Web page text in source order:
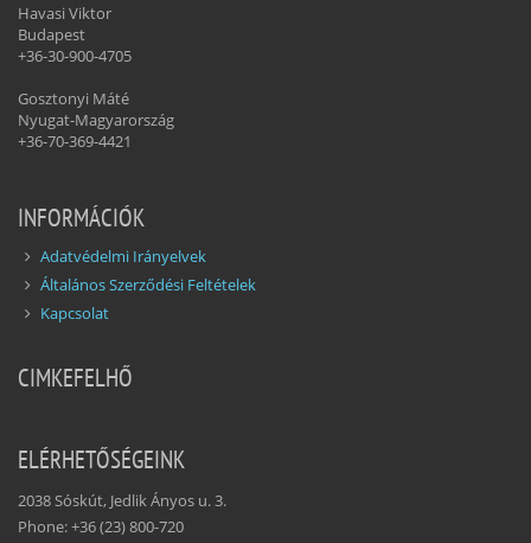
Havasi Viktor
Budapest
+36-30-900-4705
Gosztonyi Máté
Nyugat-Magyarország
+36-70-369-4421
INFORMÁCIÓK
Adatvédelmi Irányelvek
Általános Szerződési Feltételek
Kapcsolat
CIMKEFELHŐ
ELÉRHETŐSÉGEINK
2038 Sóskút, Jedlik Ányos u. 3.
Phone: +36 (23) 800-720